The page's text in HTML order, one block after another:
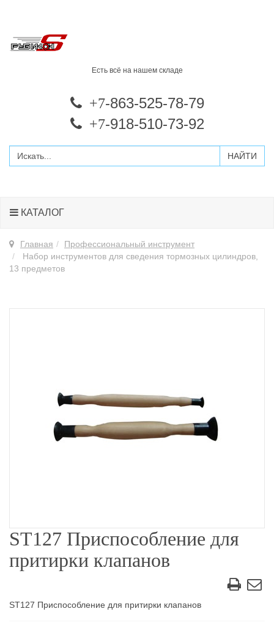
Есть всё на нашем складе
+7-863-525-78-79
+7-918-510-73-92
КАТАЛОГ
Главная
Профессиональный инструмент
Набор инструментов для сведения тормозных цилиндров,
13 предметов
ST127 Приспособление для
притирки клапанов
ST127 Приспособление для притирки клапанов